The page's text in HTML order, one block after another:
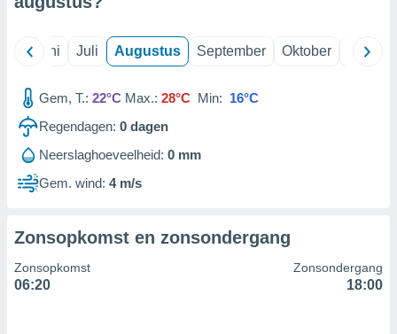
Juni Juli Augustus September Oktober
Gem, T.: 22°C Max.: 28°C Min: 16°C
Regendagen: 0 dagen
Neerslaghoeveelheid: 0 mm
Gem. wind: 4 m/s
Zonsopkomst en zonsondergang
Zonsopkomst
06:20
Zonsondergang
18:00